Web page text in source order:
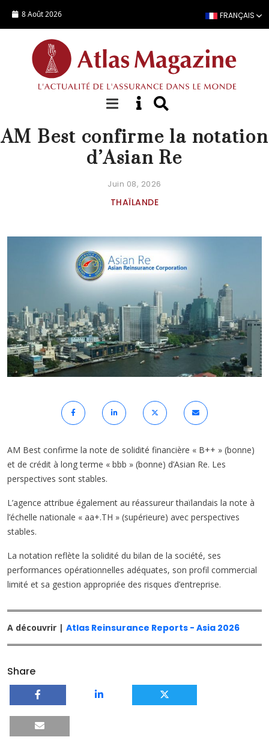
8 Août 2026 FRANÇAIS
ACTUALITÉ
AM Best confirme la notation
d’Asian Re
Juin 08, 2026
THAÏLANDE
AM Best confirme la note de solidité financière « B++ » (bonne)
et de crédit à long terme « bbb » (bonne) d’Asian Re. Les
perspectives sont stables.
L’agence attribue également au réassureur thaïlandais la note à
l’échelle nationale « aa+.TH » (supérieure) avec perspectives
stables.
La notation reflète la solidité du bilan de la société, ses
performances opérationnelles adéquates, son profil commercial
limité et sa gestion appropriée des risques d’entreprise.
A découvrir | Atlas Reinsurance Reports - Asia 2026
Share